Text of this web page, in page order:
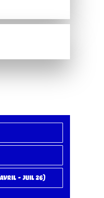
- juil 26)